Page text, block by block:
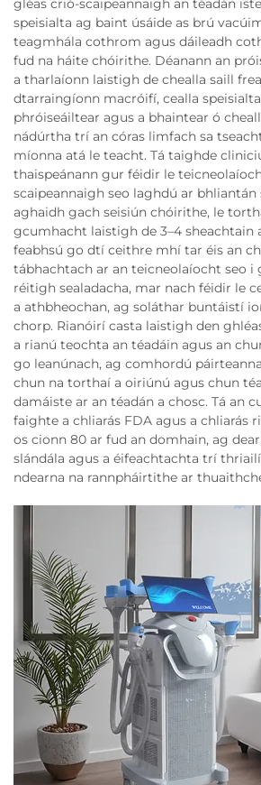
gléas crió-scaipeannaigh an téadán
speisialta ag baint úsáide as brú
teagmhála cothrom agus dáileadh
fud na háite chóirithe. Déanann an
a tharlaíonn laistigh de chealla saill
dtarraingíonn macróifí, cealla
phróiseáiltear agus a bhaintear ó
nádúrtha trí an córas limfach sa
míonna atá le teacht. Tá taighde
thaispeánann gur féidir le
scaipeannaigh seo laghdú ar bhliantán
aghaidh gach seisiún chóirithe, le
gcumhacht laistigh de 3–4 sheachtain
feabhsú go dtí ceithre mhí tar éis an
tábhachtach ar an teicneolaíocht seo i
réitigh sealadacha, mar nach féidir le
a athbheochan, ag soláthar buntáistí
chorp. Rianóirí casta laistigh den
a rianú teochta an téadáin agus an
go leanúnach, ag comhordú
chun na torthaí a oiriúnú agus chun
damáiste ar an téadán a chosc. Tá an
faighte a chliarás FDA agus a chliarás
os cionn 80 ar fud an domhain, ag
slándála agus a éifeachtachta trí
ndearna na rannpháirtithe ar